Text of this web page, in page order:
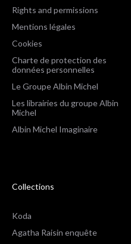
Rights and permissions
Mentions légales
Cookies
Charte de protection des
données personnelles
Le Groupe Albin Michel
Les librairies du groupe Albin
Michel
Albin Michel Imaginaire
Collections
Koda
Agatha Raisin enquête